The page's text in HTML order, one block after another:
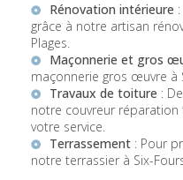
Rénovation intérieure
grâce à notre artisan
Plages.
Maçonnerie et gros
maçonnerie gros œuvre à
Travaux de toiture :
notre couvreur réparation
votre service.
Terrassement : Pour
notre terrassier à Six-